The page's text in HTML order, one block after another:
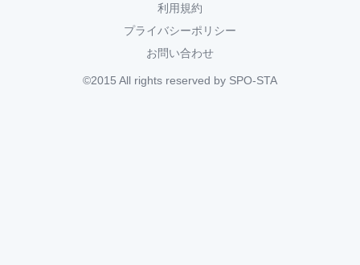
利用規約
プライバシーポリシー
お問い合わせ
©2015 All rights reserved by SPO-STA